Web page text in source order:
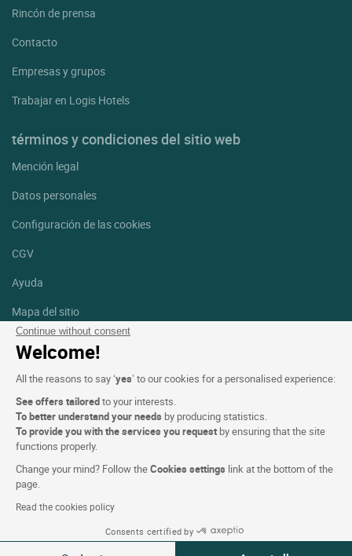
Continue without consent
Welcome!
All the reasons to say ‘yes’ to our cookies for a personalised experience:
See offers tailoredto your interests.
To better understand your needs by producing statistics.
To provide you with the services you request by ensuring that the site
functions properly.
Change your mind? Follow theCookies settings link at the bottom of the
page.
Read the cookies policy
Consents certified by
Rincón de prensa
Contacto
Empresas y grupos
Trabajar en Logis Hotels
términos y condiciones del sitio web
Mención legal
Datos personales
Configuración de las cookies
CGV
Ayuda
Mapa del sitio
Créditos
fotografías
Facebook
Linkedin
Logis Hotels copyright © 2026 Reservados todos los derechos -